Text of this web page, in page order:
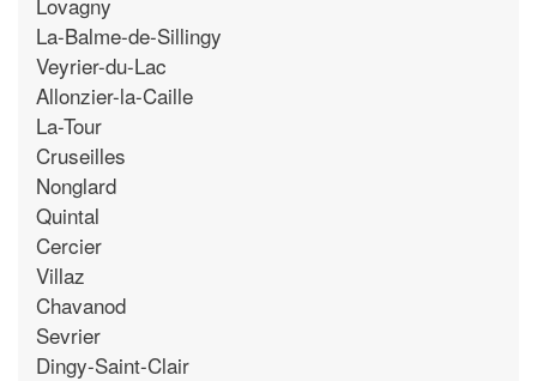
La-Balme-de-Sillingy
Veyrier-du-Lac
Allonzier-la-Caille
La-Tour
Cruseilles
Nonglard
Quintal
Cercier
Villaz
Chavanod
Sevrier
Dingy-Saint-Clair